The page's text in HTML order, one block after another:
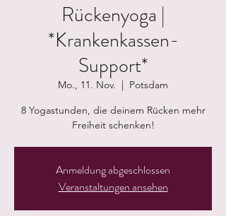
Rückenyoga |
*Krankenkassen-
Support*
Mo., 11. Nov.
  |
Potsdam
8 Yogastunden, die deinem Rücken mehr
Freiheit schenken!
Anmeldung abgeschlossen
Veranstaltungen ansehen